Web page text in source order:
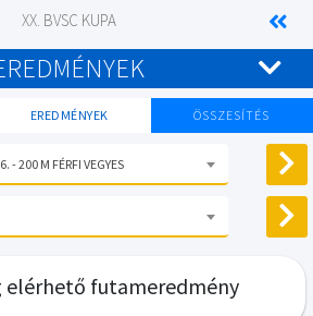
XX. BVSC KUPA
EREDMÉNYEK ÖSSZESÍTÉS
- 200 M FÉRFI VEGYES
elérhető futameredmény